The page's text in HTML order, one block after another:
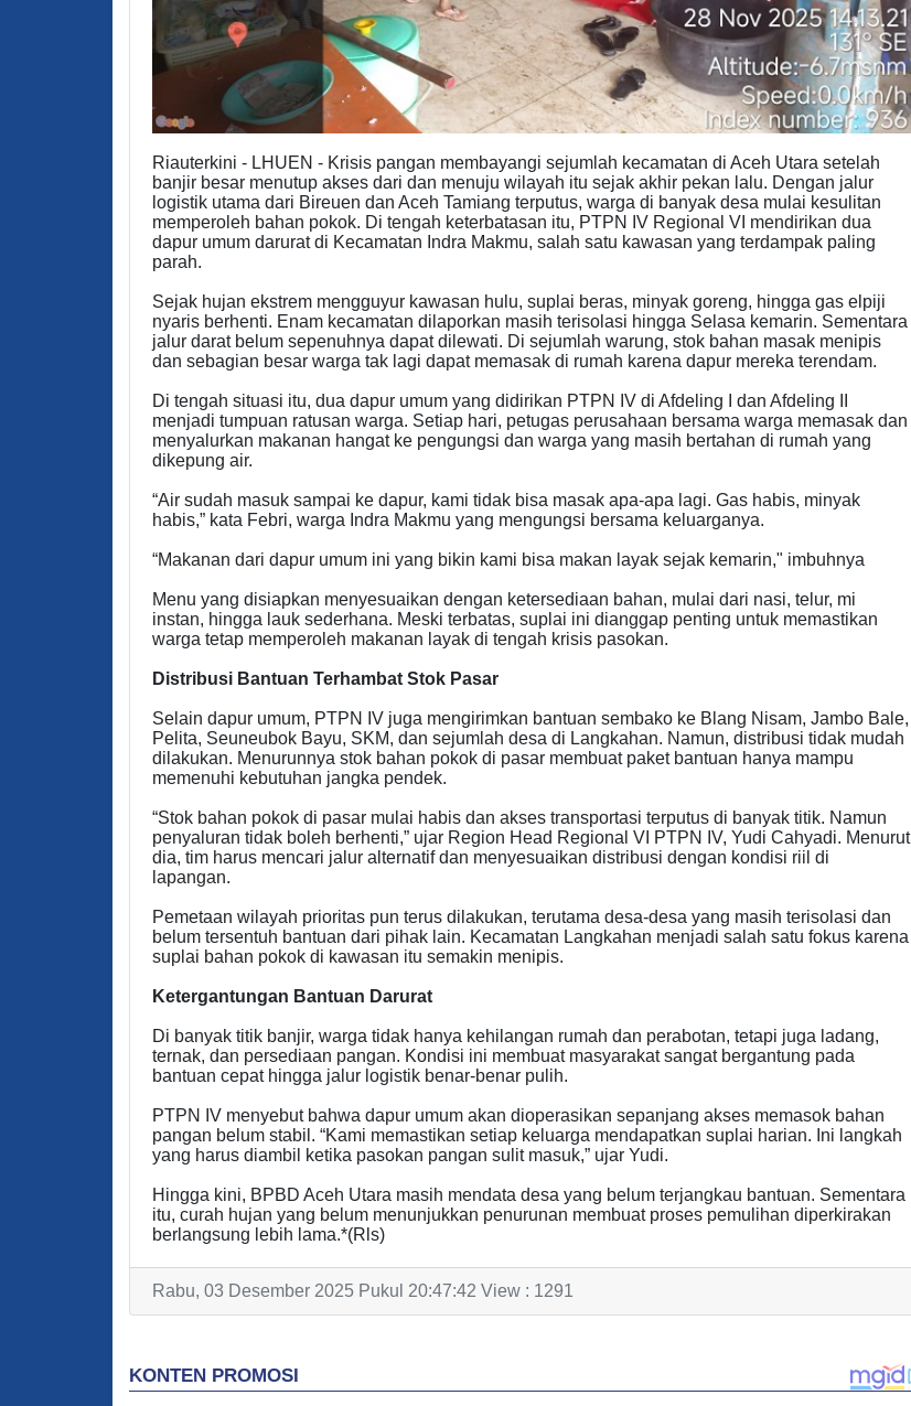
Riauterkini - LHUEN - Krisis pangan membayangi sejumlah kecamatan di Aceh Utara setelah
banjir besar menutup akses dari dan menuju wilayah itu sejak akhir pekan lalu. Dengan jalur
logistik utama dari Bireuen dan Aceh Tamiang terputus, warga di banyak desa mulai kesulitan
memperoleh bahan pokok. Di tengah keterbatasan itu, PTPN IV Regional VI mendirikan dua
dapur umum darurat di Kecamatan Indra Makmu, salah satu kawasan yang terdampak paling
parah.
Sejak hujan ekstrem mengguyur kawasan hulu, suplai beras, minyak goreng, hingga gas elpiji
nyaris berhenti. Enam kecamatan dilaporkan masih terisolasi hingga Selasa kemarin. Sementara
jalur darat belum sepenuhnya dapat dilewati. Di sejumlah warung, stok bahan masak menipis
dan sebagian besar warga tak lagi dapat memasak di rumah karena dapur mereka terendam.
Di tengah situasi itu, dua dapur umum yang didirikan PTPN IV di Afdeling I dan Afdeling II
menjadi tumpuan ratusan warga. Setiap hari, petugas perusahaan bersama warga memasak dan
menyalurkan makanan hangat ke pengungsi dan warga yang masih bertahan di rumah yang
dikepung air.
“Air sudah masuk sampai ke dapur, kami tidak bisa masak apa-apa lagi. Gas habis, minyak
habis,” kata Febri, warga Indra Makmu yang mengungsi bersama keluarganya.
“Makanan dari dapur umum ini yang bikin kami bisa makan layak sejak kemarin," imbuhnya
Menu yang disiapkan menyesuaikan dengan ketersediaan bahan, mulai dari nasi, telur, mi
instan, hingga lauk sederhana. Meski terbatas, suplai ini dianggap penting untuk memastikan
warga tetap memperoleh makanan layak di tengah krisis pasokan.
Distribusi Bantuan Terhambat Stok Pasar
Selain dapur umum, PTPN IV juga mengirimkan bantuan sembako ke Blang Nisam, Jambo Bale,
Pelita, Seuneubok Bayu, SKM, dan sejumlah desa di Langkahan. Namun, distribusi tidak mudah
dilakukan. Menurunnya stok bahan pokok di pasar membuat paket bantuan hanya mampu
memenuhi kebutuhan jangka pendek.
“Stok bahan pokok di pasar mulai habis dan akses transportasi terputus di banyak titik. Namun
penyaluran tidak boleh berhenti,” ujar Region Head Regional VI PTPN IV, Yudi Cahyadi. Menurut
dia, tim harus mencari jalur alternatif dan menyesuaikan distribusi dengan kondisi riil di
lapangan.
Pemetaan wilayah prioritas pun terus dilakukan, terutama desa-desa yang masih terisolasi dan
belum tersentuh bantuan dari pihak lain. Kecamatan Langkahan menjadi salah satu fokus karena
suplai bahan pokok di kawasan itu semakin menipis.
Ketergantungan Bantuan Darurat
Di banyak titik banjir, warga tidak hanya kehilangan rumah dan perabotan, tetapi juga ladang,
ternak, dan persediaan pangan. Kondisi ini membuat masyarakat sangat bergantung pada
bantuan cepat hingga jalur logistik benar-benar pulih.
PTPN IV menyebut bahwa dapur umum akan dioperasikan sepanjang akses memasok bahan
pangan belum stabil. “Kami memastikan setiap keluarga mendapatkan suplai harian. Ini langkah
yang harus diambil ketika pasokan pangan sulit masuk,” ujar Yudi.
Hingga kini, BPBD Aceh Utara masih mendata desa yang belum terjangkau bantuan. Sementara
itu, curah hujan yang belum menunjukkan penurunan membuat proses pemulihan diperkirakan
berlangsung lebih lama.*(Rls)
Rabu, 03 Desember 2025 Pukul 20:47:42 View : 1291